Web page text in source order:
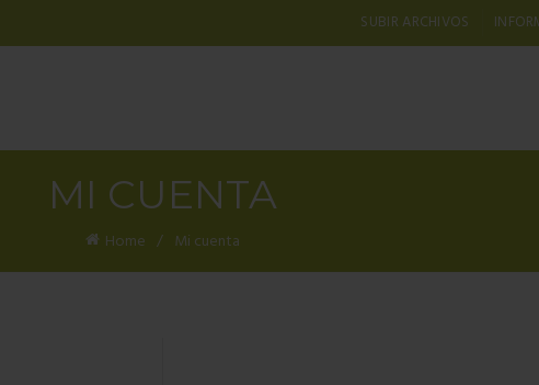
SUBIR ARCHIVOS
MI CUENTA
Home Mi cuenta